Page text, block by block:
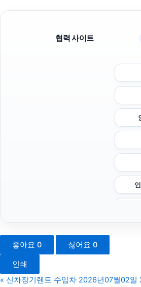
협력 사이트
좋아요 0 싫어요 0
인쇄
« 신차장기렌트 수입차 2026년07월02일